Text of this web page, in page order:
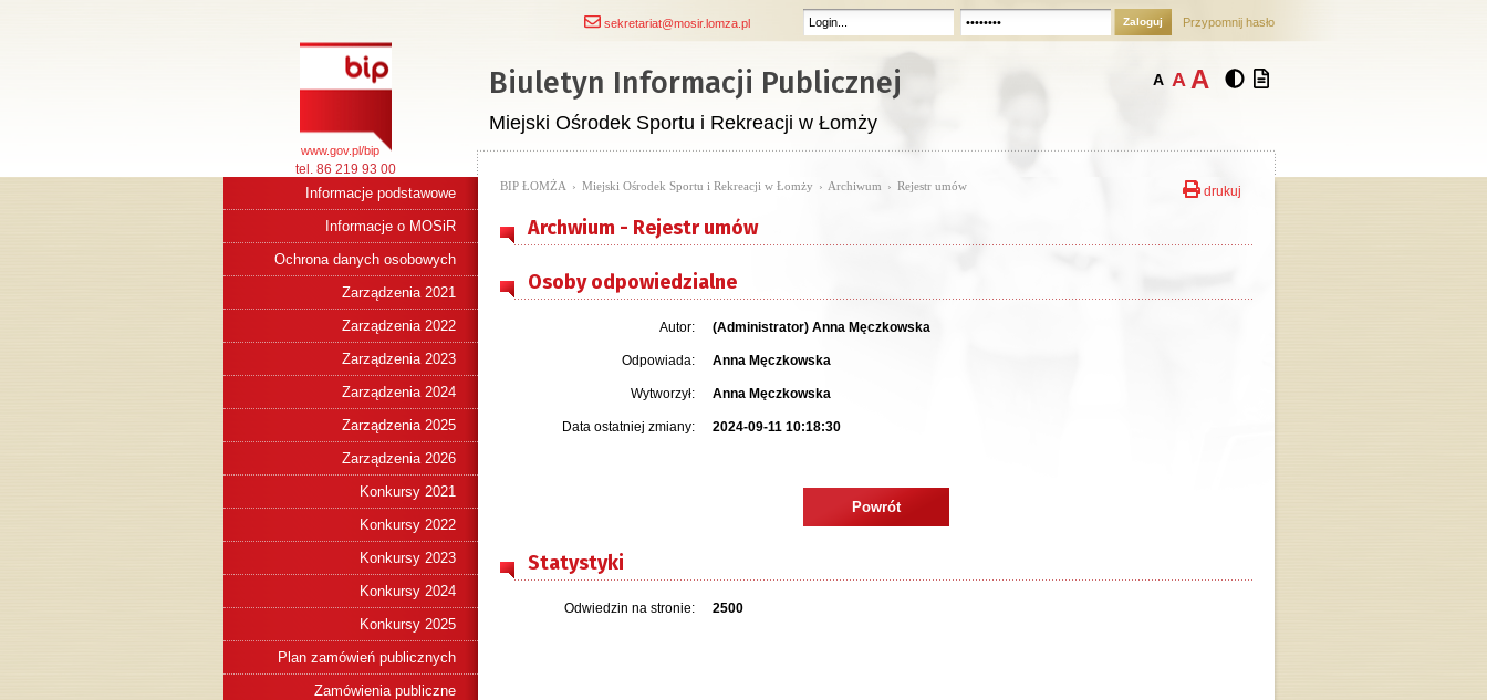
sekretariat@mosir.lomza.pl Zaloguj Przypomnij hasło
A A A
www.gov.pl/bip
tel. 86 219 93 00
Biuletyn Informacji Publicznej
Miejski Ośrodek Sportu i Rekreacji w Łomży
Informacje podstawowe
Informacje o MOSiR
Ochrona danych osobowych
Zarządzenia 2021
Zarządzenia 2022
Zarządzenia 2023
Zarządzenia 2024
Zarządzenia 2025
Zarządzenia 2026
Konkursy 2021
Konkursy 2022
Konkursy 2023
Konkursy 2024
Konkursy 2025
Plan zamówień publicznych
Zamówienia publiczne
drukuj
BIP ŁOMŻA › Miejski Ośrodek Sportu i Rekreacji w Łomży › Archiwum › Rejestr umów
Archwium - Rejestr umów
Osoby odpowiedzialne
Autor: (Administrator) Anna Męczkowska
Odpowiada: Anna Męczkowska
Wytworzył: Anna Męczkowska
Data ostatniej zmiany: 2024-09-11 10:18:30
Powrót
Statystyki
Odwiedzin na stronie: 2500